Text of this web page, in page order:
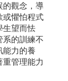
的觀念，導
或懼怕程式
生望而怯
系的訓練不
能力的養
重管理能力